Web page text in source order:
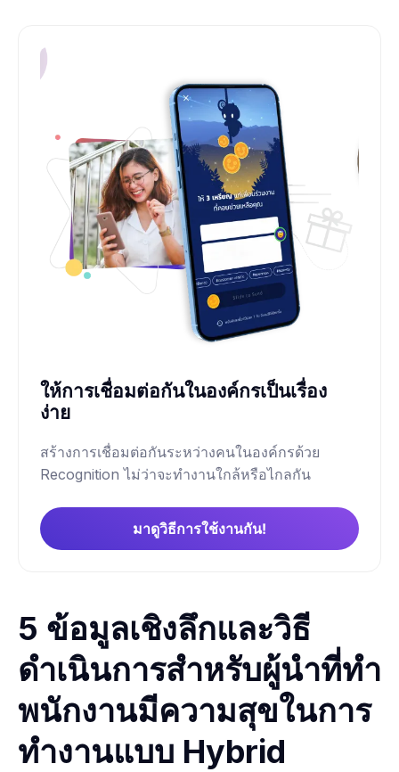
ให้การเชื่อมต่อกันในองค์กรเป็นเรื่อง
ง่าย
สร้างการเชื่อมต่อกันระหว่างคนในองค์กรด้วย
Recognition ไม่ว่าจะทำงานใกล้หรือไกลกัน
มาดูวิธีการใช้งานกัน!
5 ข้อมูลเชิงลึกและวิธี
ดำเนินการสำหรับผู้นำที่ทำ
พนักงานมีความสุขในการ
ทำงานแบบ Hybrid